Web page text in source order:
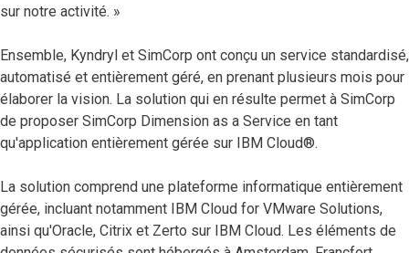
sur notre activité. »
Ensemble, Kyndryl et SimCorp ont conçu un service standardisé,
automatisé et entièrement géré, en prenant plusieurs mois pour
élaborer la vision. La solution qui en résulte permet à SimCorp
de proposer SimCorp Dimension as a Service en tant
qu'application entièrement gérée sur IBM Cloud®.
La solution comprend une plateforme informatique entièrement
gérée, incluant notamment IBM Cloud for VMware Solutions,
ainsi qu'Oracle, Citrix et Zerto sur IBM Cloud. Les éléments de